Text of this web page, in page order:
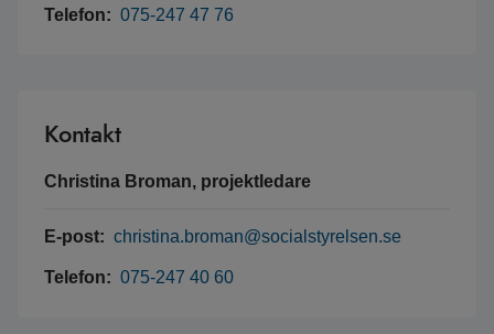
Telefon: 075-247 47 76
Kontakt
Christina Broman, projektledare
E-post: christina.broman@socialstyrelsen.se
Telefon: 075-247 40 60